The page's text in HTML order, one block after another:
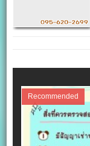
Recommended